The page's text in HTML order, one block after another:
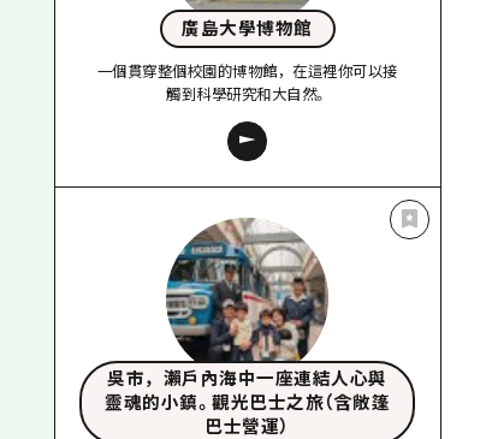
廣島大學博物館
一個貫穿整個校園的博物館，在這裡你可以接
觸到科學研究和大自然。
吳市，瀨戶內海中一座連結人心與
靈魂的小鎮。觀光巴士之旅（含敞篷
巴士營運）